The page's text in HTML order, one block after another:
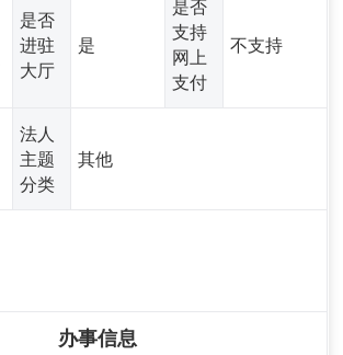
是否
进驻
大厅
是
是否
支持
网上
支付
不支持
法人
主题
分类
其他
办事信息